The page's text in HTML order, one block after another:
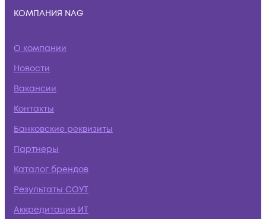
КОМПАНИЯ NAG
О компании
Новости
Вакансии
Контакты
Банковские реквизиты
Партнеры
Каталог брендов
Результаты СОУТ
Аккредитация ИТ